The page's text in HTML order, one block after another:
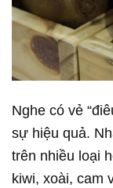
Nghe có vẻ
sự hiệu quả.
trên nhiều loại
kiwi, xoài, cam